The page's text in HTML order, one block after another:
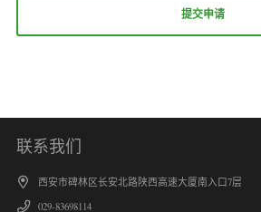
联系我们
西安市碑林区长安北路陕西高速大厦南入口7层
029-83698114